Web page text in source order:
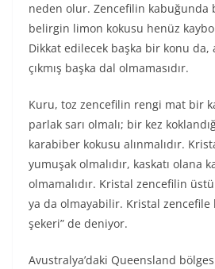
neden olur. Zencefilin kabuğunda
belirgin limon kokusu henüz
Dikkat edilecek başka bir konu da,
çıkmış başka dal olmamasıdır.
Kuru, toz zencefilin rengi mat bir
parlak sarı olmalı; bir kez
karabiber kokusu alınmalıdır.
yumuşak olmalıdır, kaskatı olana
olmamalıdır. Kristal zencefilin
ya da olmayabilir. Kristal zencefile
şekeri” de deniyor.
Avustralya’daki Queensland